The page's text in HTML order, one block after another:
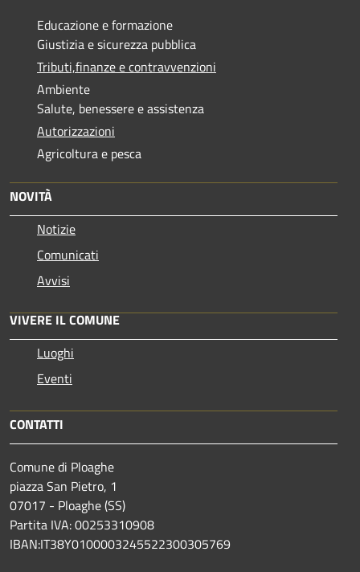
Educazione e formazione
Giustizia e sicurezza pubblica
Tributi,finanze e contravvenzioni
Ambiente
Salute, benessere e assistenza
Autorizzazioni
Agricoltura e pesca
NOVITÀ
Notizie
Comunicati
Avvisi
VIVERE IL COMUNE
Luoghi
Eventi
CONTATTI
Comune di Ploaghe
piazza San Pietro, 1
07017 - Ploaghe (SS)
Partita IVA: 00253310908
IBAN:IT38Y0100003245522300305769